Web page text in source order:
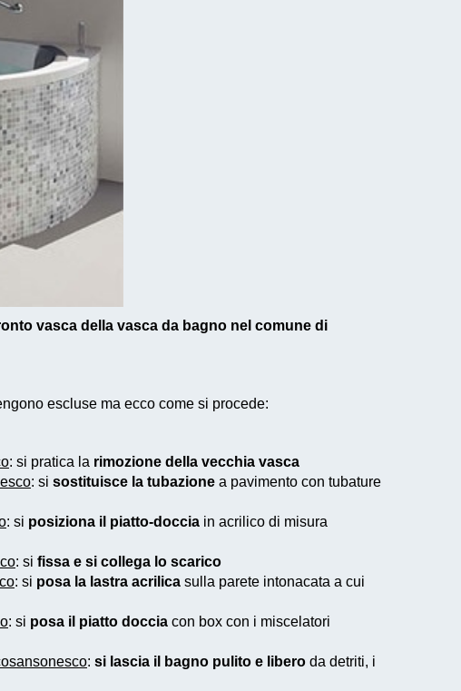
vasca della vasca da bagno nel comune di
escluse ma ecco come si procede:
: si pratica la rimozione della vecchia vasca
: si sostituisce la tubazione a pavimento con tubature
: si posiziona il piatto-doccia in acrilico di misura
: si fissa e si collega lo scarico
: si posa la lastra acrilica sulla parete intonacata a cui
: si posa il piatto doccia con box con i miscelatori
: si lascia il bagno pulito e libero da detriti, i